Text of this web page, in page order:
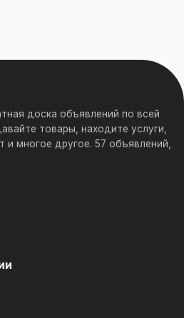
доска объявлений по всей
товары, находите услуги,
многое другое. 57 объявлений,